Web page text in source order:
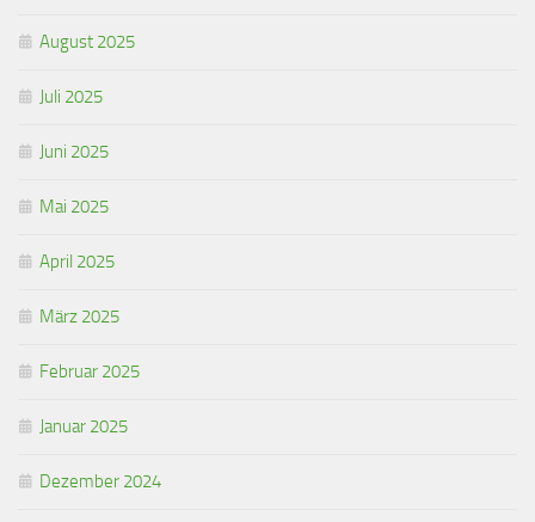
August 2025
Juli 2025
Juni 2025
Mai 2025
April 2025
März 2025
Februar 2025
Januar 2025
Dezember 2024